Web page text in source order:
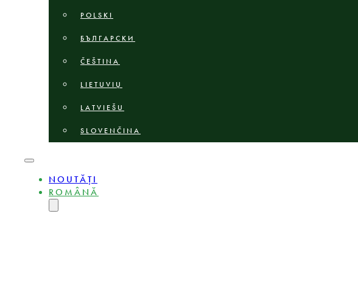
POLSKI
БЪЛГАРСКИ
ČEŠTINA
LIETUVIŲ
LATVIEŠU
SLOVENČINA
NOUTĂȚI
ROMÂNĂ